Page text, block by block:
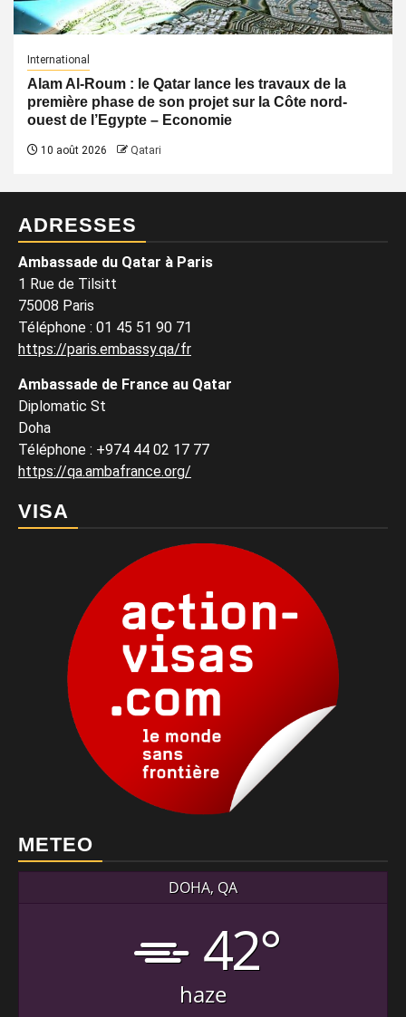
International
Alam Al-Roum : le Qatar lance les travaux de la
première phase de son projet sur la Côte nord-
ouest de l’Egypte – Economie
10 août 2026 Qatari
ADRESSES
Ambassade du Qatar à Paris
1 Rue de Tilsitt
75008 Paris
Téléphone : 01 45 51 90 71
https://paris.embassy.qa/fr
Ambassade de France au Qatar
Diplomatic St
Doha
Téléphone : +974 44 02 17 77
https://qa.ambafrance.org/
VISA
METEO
DOHA, QA
42°
haze